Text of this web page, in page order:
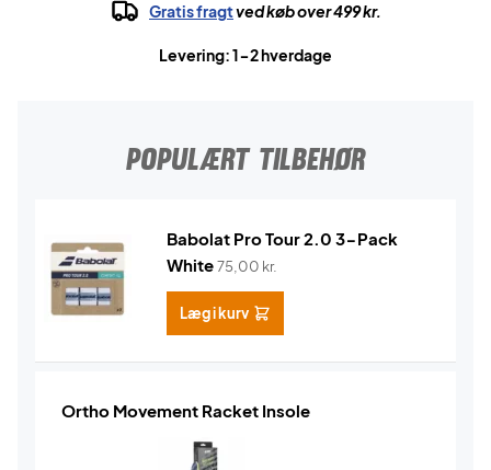
Gratis fragtved køb over 499 kr.
Levering: 1-2 hverdage
POPULÆRT TILBEHØR
Babolat Pro Tour 2.0 3-Pack
White75,00 kr.
Læg i kurv
Ortho Movement Racket Insole